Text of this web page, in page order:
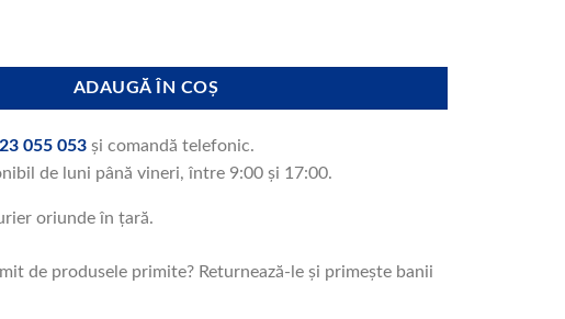
cu doua fete, dimensiunea 60x120cm H&H24
ADAUGĂ ÎN COȘ
055 053 și comandă telefonic.
de luni până vineri, între 9:00 și 17:00.
oriunde în țară.
de produsele primite? Returnează-le și primește banii